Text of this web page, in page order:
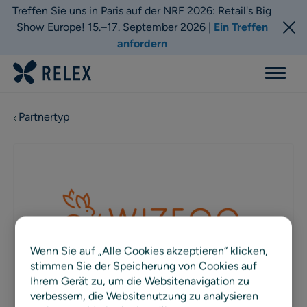
Treffen Sie uns in Paris auf der NRF 2026: Retail's Big
Show Europe! 15.–17. September 2026 | Ein Treffen
anfordern
Menu
Partnertyp
PARTNERTYP
Wenn Sie auf „Alle Cookies akzeptieren“ klicken,
stimmen Sie der Speicherung von Cookies auf
Ihrem Gerät zu, um die Websitenavigation zu
verbessern, die Websitenutzung zu analysieren